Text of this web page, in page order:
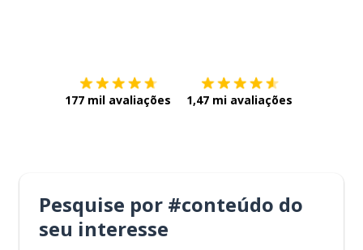
177 mil avaliações 1,47 mi avaliações
Pesquise por #conteúdo do
seu interesse